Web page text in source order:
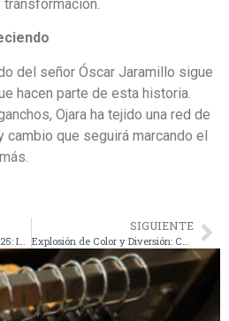
del señor Óscar Jaramillo sigue
hacen parte de esta historia.
Ojara ha tejido una red de
que seguirá marcando el
SIGUIENTE